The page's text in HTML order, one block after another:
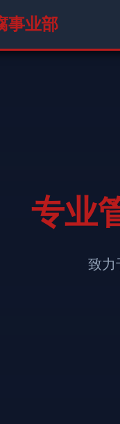
事业部
专业
致力